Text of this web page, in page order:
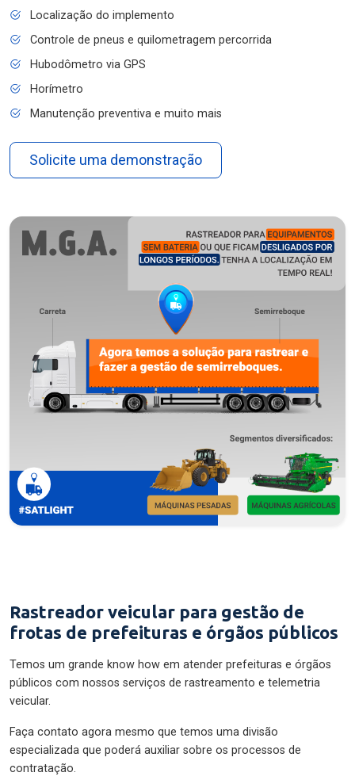
Localização do implemento
Controle de pneus e quilometragem percorrida
Hubodômetro via GPS
Horímetro
Manutenção preventiva e muito mais
Solicite uma demonstração
Rastreador veicular para gestão de
frotas de prefeituras e órgãos públicos
Temos um grande know how em atender prefeituras e órgãos
públicos com nossos serviços de rastreamento e telemetria
veicular.
Faça contato agora mesmo que temos uma divisão
especializada que poderá auxiliar sobre os processos de
contratação.